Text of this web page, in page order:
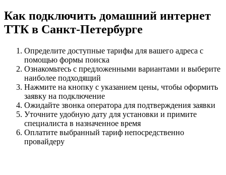
Как подключить домашний интернет
ТТК в Санкт-Петербурге
Определите доступные тарифы для вашего адреса с
помощью формы поиска
Ознакомьтесь с предложенными вариантами и выберите
наиболее подходящий
Нажмите на кнопку с указанием цены, чтобы оформить
заявку на подключение
Ожидайте звонка оператора для подтверждения заявки
Уточните удобную дату для установки и примите
специалиста в назначенное время
Оплатите выбранный тариф непосредственно
провайдеру